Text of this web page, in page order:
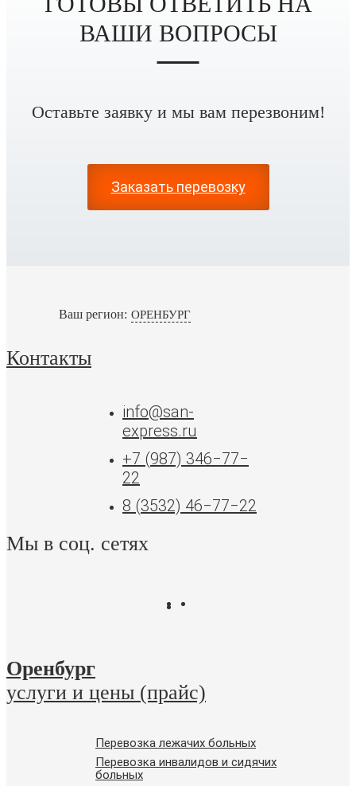
ВАШИ ВОПРОСЫ
Оставьте заявку и мы вам перезвоним!
Заказать перевозку
Ваш регион: ОРЕНБУРГ
Контакты
info@san-
express.ru
+7 (987) 346‒77‒
22
8 (3532) 46‒77‒22
Мы в соц. сетях
Оренбург
услуги и цены (прайс)
Перевозка лежачих больных
Перевозка инвалидов и сидячих
больных